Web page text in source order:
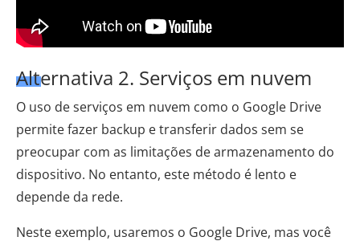
Alternativa 2. Serviços em nuvem
O uso de serviços em nuvem como o Google Drive
permite fazer backup e transferir dados sem se
preocupar com as limitações de armazenamento do
dispositivo. No entanto, este método é lento e
depende da rede.
Neste exemplo, usaremos o Google Drive, mas você